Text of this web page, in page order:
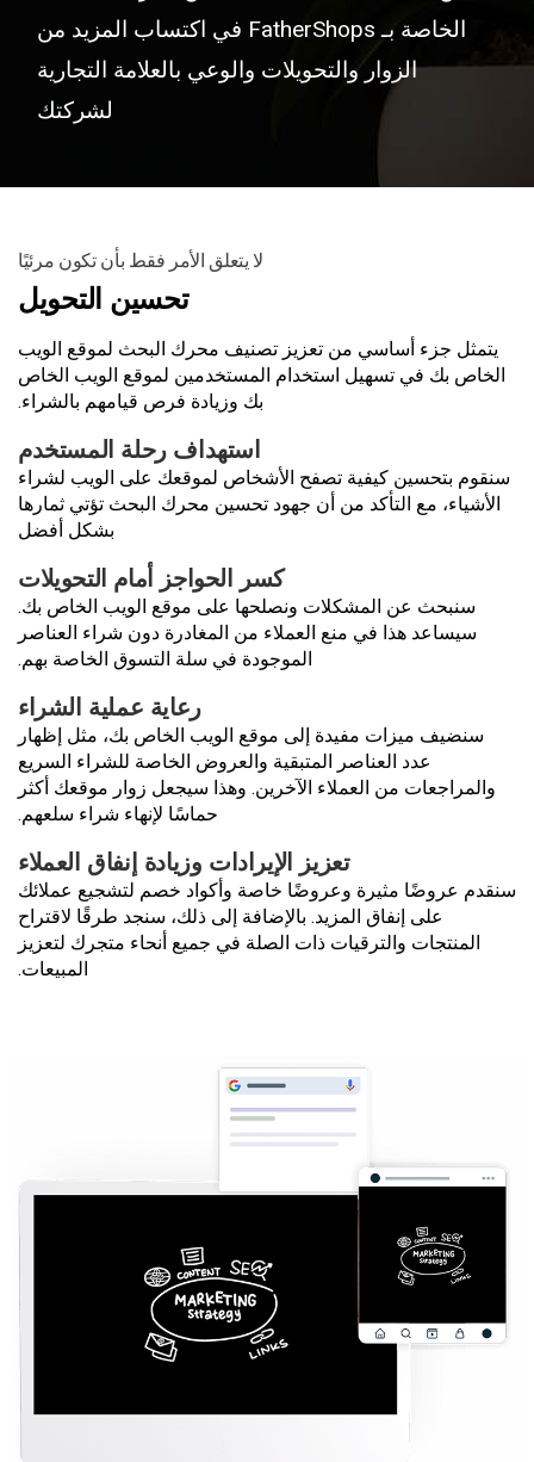
الخاصة بـ FatherShops في اكتساب المزيد من
الزوار والتحويلات والوعي بالعلامة التجارية
لشركتك
لا يتعلق الأمر فقط بأن تكون مرئيًا
تحسين التحويل
يتمثل جزء أساسي من تعزيز تصنيف محرك البحث لموقع الويب
الخاص بك في تسهيل استخدام المستخدمين لموقع الويب الخاص
بك وزيادة فرص قيامهم بالشراء.
استهداف رحلة المستخدم
سنقوم بتحسين كيفية تصفح الأشخاص لموقعك على الويب لشراء
الأشياء، مع التأكد من أن جهود تحسين محرك البحث تؤتي ثمارها
بشكل أفضل
كسر الحواجز أمام التحويلات
سنبحث عن المشكلات ونصلحها على موقع الويب الخاص بك.
سيساعد هذا في منع العملاء من المغادرة دون شراء العناصر
الموجودة في سلة التسوق الخاصة بهم.
رعاية عملية الشراء
سنضيف ميزات مفيدة إلى موقع الويب الخاص بك، مثل إظهار
عدد العناصر المتبقية والعروض الخاصة للشراء السريع
والمراجعات من العملاء الآخرين. وهذا سيجعل زوار موقعك أكثر
حماسًا لإنهاء شراء سلعهم.
تعزيز الإيرادات وزيادة إنفاق العملاء
سنقدم عروضًا مثيرة وعروضًا خاصة وأكواد خصم لتشجيع عملائك
على إنفاق المزيد. بالإضافة إلى ذلك، سنجد طرقًا لاقتراح
المنتجات والترقيات ذات الصلة في جميع أنحاء متجرك لتعزيز
المبيعات.